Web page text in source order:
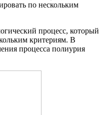
по нескольким
процесс, который
критериям. В
процесса полиурия